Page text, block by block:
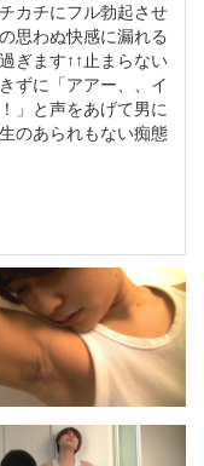
カチにフル勃起させ
思わぬ快感に漏れる
ぎます↑↑止まらない
ずに「アアー、、イ
」と声をあげて男に
のあられもない痴態